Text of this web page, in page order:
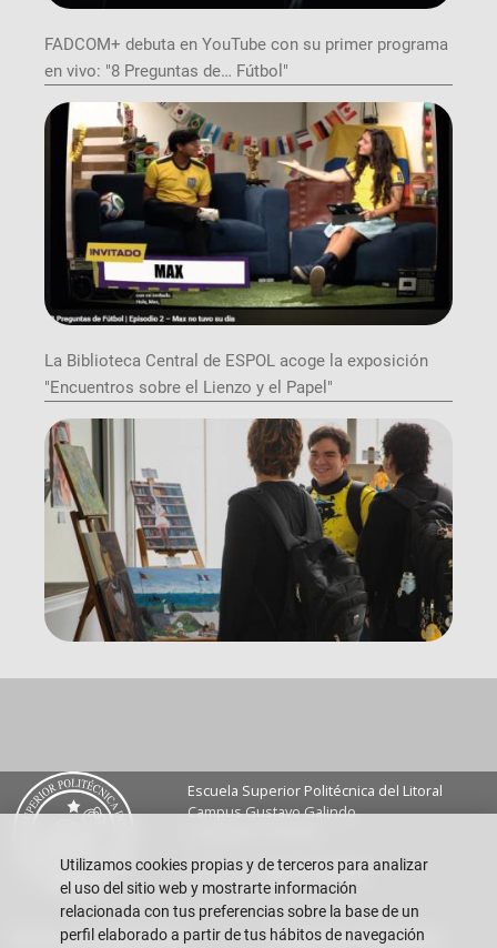
FADCOM+ debuta en YouTube con su primer programa
en vivo: "8 Preguntas de… Fútbol"
La Biblioteca Central de ESPOL acoge la exposición
"Encuentros sobre el Lienzo y el Papel"
Utilizamos cookies propias y de terceros para analizar
el uso del sitio web y mostrarte información
relacionada con tus preferencias sobre la base de un
perfil elaborado a partir de tus hábitos de navegación
Escuela Superior Politécnica del Litoral
Campus Gustavo Galindo
Teléfono: +593-4 2269 269
Buzón de sugerencias Preguntas Frecuentes